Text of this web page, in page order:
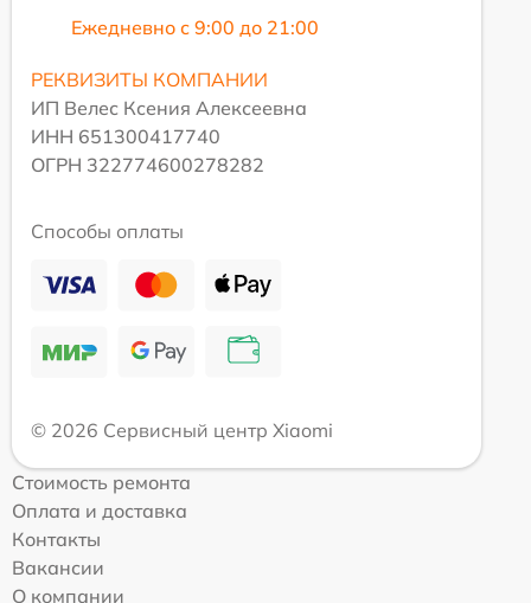
Ежедневно с 9:00 до 21:00
РЕКВИЗИТЫ КОМПАНИИ
ИП Велес Ксения Алексеевна
ИНН 651300417740
ОГРН 322774600278282
Способы оплаты
© 2026 Сервисный центр Xiaomi
Стоимость ремонта
Оплата и доставка
Контакты
Вакансии
О компании